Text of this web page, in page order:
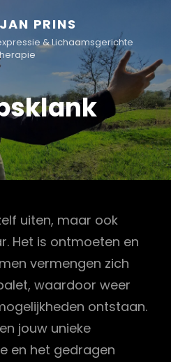
PRINS
& Lichaamsgerichte
uiten, maar ook
Het is ontmoeten en
vermengen zich
waardoor weer
ontstaan.
jouw unieke
en het gedragen